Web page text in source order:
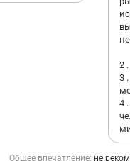
2
3
4
Общее впечатление: не